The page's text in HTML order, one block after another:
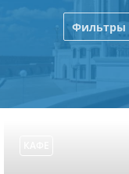
Фильтры